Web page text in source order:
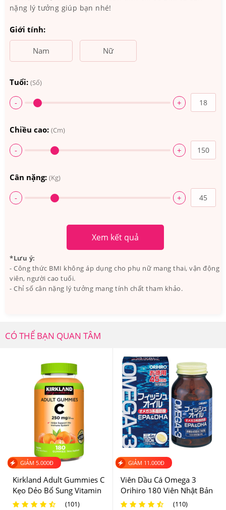
3.Kẹo Dẻo Bổ Sung Vitamin Cho Nữ Goli
Có Tốt Không? Ai Đã Sử Dụng?
Goli là thương hiệu nổi bật về sức khỏe từ Mỹ được ra
đời từ 2019, Goli đã và đang trở thành một cái tên quen
thuộc trong lựa chọn cải thiện sức khỏe sử dụng hằng
có mặt và đồng hành cùng người dùng 65 quốc gia,
nặng lý tưởng giúp bạn nhé!
Giới tính:
Nam Nữ
Tuổi: (Số)
- +
Chiều cao: (Cm)
- +
Cân nặng: (Kg)
- +
Xem kết quả
*Lưu ý:
- Công thức BMI không áp dụng cho phụ nữ mang thai, vận động
viên, người cao tuổi.
- Chỉ số cân nặng lý tưởng mang tính chất tham khảo.
CÓ THỂ BẠN QUAN TÂM
GIẢM 5.000Đ
Kirkland Adult Gummies C
Kẹo Dẻo Bổ Sung Vitamin
C Chai 180 Viên Của Mỹ
(101)
GIẢM 11.000Đ
Viên Dầu Cá Omega 3
Orihiro 180 Viên Nhật Bản
(110)